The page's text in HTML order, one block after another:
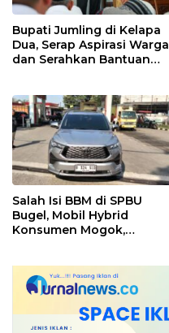
Bupati Jumling di Kelapa
Dua, Serap Aspirasi Warga
dan Serahkan Bantuan
Salah Isi BBM di SPBU
Bugel, Mobil Hybrid
Konsumen Mogok,